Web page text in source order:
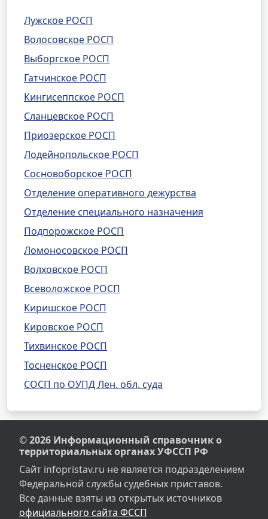
Лужское РОСП
Волосовское РОСП
Выборгское РОСП
Гатчинское РОСП
Кингисеппское РОСП
Сланцевское РОСП
Приозерское РОСП
Лодейнопольское РОСП
Сосновоборское РОСП
Отделение оперативного дежурства
Отделение специального назначения
Подпорожское РОСП
Ломоносовское РОСП
Волховское РОСП
Всеволожское РОСП
Киришское РОСП
Кировское РОСП
Тихвинское РОСП
Тосненское РОСП
СОСП по ОУПД Лен. обл. суда
© 2026 Информационный справочник о
территориальных органах УФССП РФ
Сайт infopristav.ru не является подразделением
Федеральной службы судебных приставов.
Все данные взяты из открытых источников
официального сайта ФССП